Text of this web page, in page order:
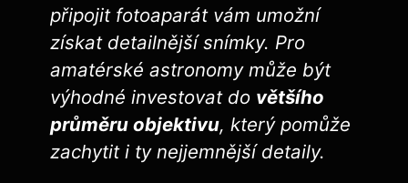
připojit fotoaparát vám umožní
získat detailnější snímky. Pro
amatérské astronomy může být
výhodné investovat‌ do většího
průměru objektivu, který pomůže
zachytit i ⁢ty nejjemnější detaily.